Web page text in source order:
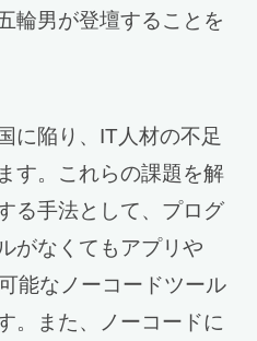
輪男が登壇することを
に陥り、IT人材の不足
す。これらの課題を解
る手法として、プログ
がなくてもアプリや
能なノーコードツール
。また、ノーコードに